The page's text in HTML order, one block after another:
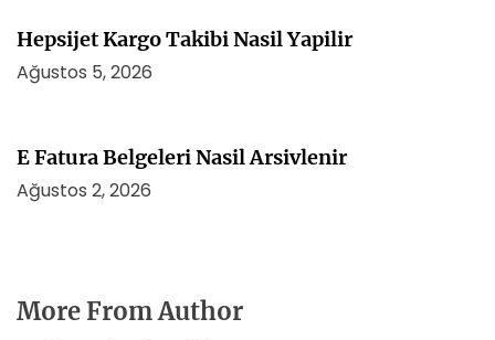
Hepsijet Kargo Takibi Nasil Yapilir
Ağustos 5, 2026
E Fatura Belgeleri Nasil Arsivlenir
Ağustos 2, 2026
More From Author